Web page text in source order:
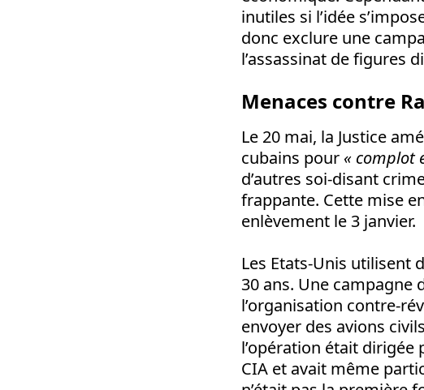
inutiles si l’idée
donc exclure une
l’assassinat de figures
Menaces contre
Le 20 mai, la Justice
cubains pour « complot
d’autres soi-disant
frappante. Cette mise
enlèvement le 3 janvier.
Les Etats-Unis utilisent
30 ans. Une campagne
l’organisation contre-
envoyer des avions
l’opération était dirigée
CIA et avait même